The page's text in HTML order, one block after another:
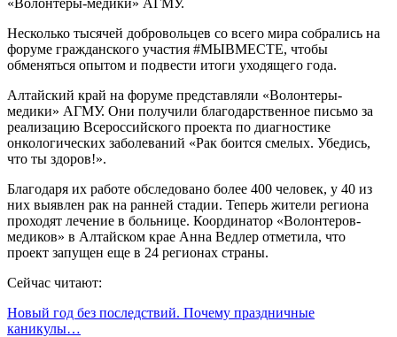
Несколько тысячей добровольцев со всего мира собрались на
форуме гражданского участия #МЫВМЕСТЕ, чтобы
обменяться опытом и подвести итоги уходящего года.
Алтайский край на форуме представляли «Волонтеры-
медики» АГМУ. Они получили благодарственное письмо за
реализацию Всероссийского проекта по диагностике
онкологических заболеваний «Рак боится смелых. Убедись,
что ты здоров!».
Благодаря их работе обследовано более 400 человек, у 40 из
них выявлен рак на ранней стадии. Теперь жители региона
проходят лечение в больнице. Координатор «Волонтеров-
медиков» в Алтайском крае Анна Ведлер отметила, что
проект запущен еще в 24 регионах страны.
Сейчас читают:
Новый год без последствий. Почему праздничные
каникулы…